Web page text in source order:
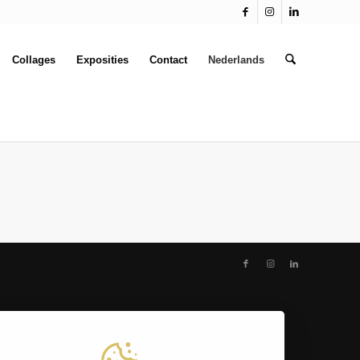
Collages Exposities Contact Nederlands